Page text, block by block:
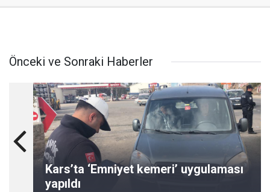
Önceki ve Sonraki Haberler
Kars’ta ‘Emniyet kemeri’ uygulaması
yapıldı